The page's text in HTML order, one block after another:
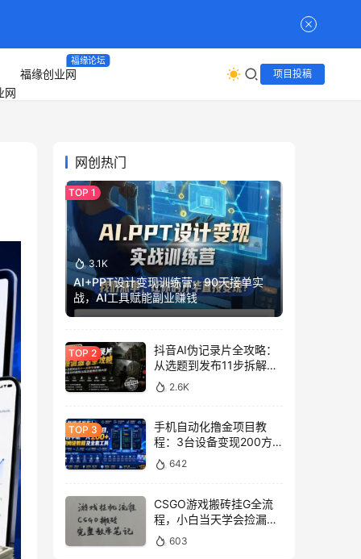
福缘创业网
福缘论坛
项目投稿
网创热门
3.1K
AI+PPT设计变现训练营，90天接单实
战，AI工具赋能副业赚钱
抖音AI伪记录片全攻略：
从选题到发布11步拆解，
零基础做出高流量真实感
内容
2.6K
手机自动化撸金项目教
程：3台设备变现200方
法，零门槛脚本工具与平
台玩法
642
CSGO游戏搬砖挂G全流
程，小白当天学会捡漏见
收益603